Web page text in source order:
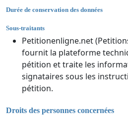
Durée de conservation des données
Sous-traitants
Petitionenligne.net
fournit la plateforme
pétition et traite les
signataires sous les
pétition.
Droits des personnes concernées